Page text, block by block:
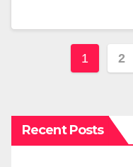
Posts
1 2
Recent Posts